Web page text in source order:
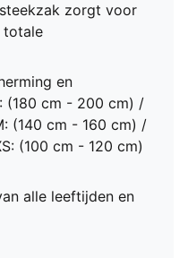
zorgt voor
totale
en
(180 cm - 200 cm) /
(140 cm - 160 cm) /
(100 cm - 120 cm)
alle leeftijden en